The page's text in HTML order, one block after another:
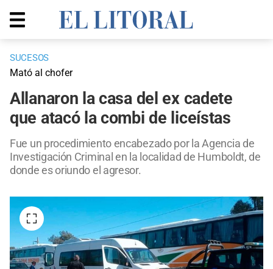
SUCESOS
Mató al chofer
Allanaron la casa del ex cadete
que atacó la combi de liceístas
Fue un procedimiento encabezado por la Agencia de
Investigación Criminal en la localidad de Humboldt, de
donde es oriundo el agresor.